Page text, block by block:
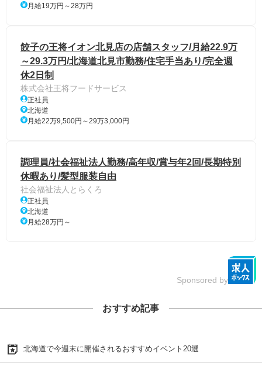
月給19万円～28万円
餃子の王将イオン北見店の店舗スタッフ/月給22.9万
～29.3万円/北海道北見市勤務/住宅手当あり/完全週
休2日制
株式会社王将フードサービス
正社員
北海道
月給22万9,500円～29万3,000円
調理員/社会福祉法人勤務/高年収/賞与年2回/長期特別
休暇あり/髪型服装自由
社会福祉法人とらくろ
正社員
北海道
月給28万円～
Sponsored by
おすすめ記事
北海道で今週末に開催されるおすすめイベント20選